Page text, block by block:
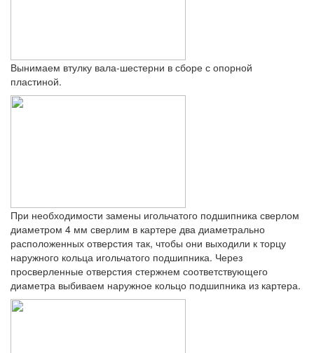
Вынимаем втулку вала-шестерни в сборе с опорной
пластиной.
При необходимости замены игольчатого подшипника сверлом
диаметром 4 мм сверлим в картере два диаметрально
расположенных отверстия так, чтобы они выходили к торцу
наружного кольца игольчатого подшипника. Через
просверленные отверстия стержнем соответствующего
диаметра выбиваем наружное кольцо подшипника из картера.